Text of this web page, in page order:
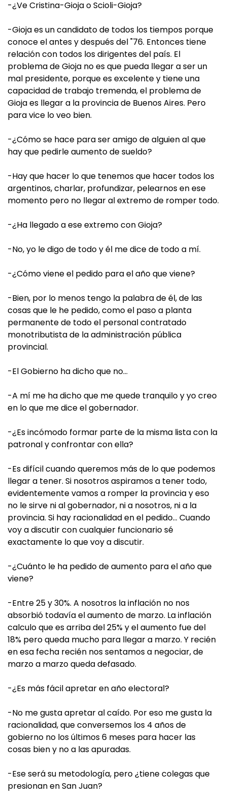
-¿Ve Cristina-Gioja o Scioli-Gioja?
-Gioja es un candidato de todos los tiempos porque
conoce el antes y después del "76. Entonces tiene
relación con todos los dirigentes del país. El
problema de Gioja no es que pueda llegar a ser un
mal presidente, porque es excelente y tiene una
capacidad de trabajo tremenda, el problema de
Gioja es llegar a la provincia de Buenos Aires. Pero
para vice lo veo bien.
-¿Cómo se hace para ser amigo de alguien al que
hay que pedirle aumento de sueldo?
-Hay que hacer lo que tenemos que hacer todos los
argentinos, charlar, profundizar, pelearnos en ese
momento pero no llegar al extremo de romper todo.
-¿Ha llegado a ese extremo con Gioja?
-No, yo le digo de todo y él me dice de todo a mí.
-¿Cómo viene el pedido para el año que viene?
-Bien, por lo menos tengo la palabra de él, de las
cosas que le he pedido, como el paso a planta
permanente de todo el personal contratado
monotributista de la administración pública
provincial.
-El Gobierno ha dicho que no…
-A mí me ha dicho que me quede tranquilo y yo creo
en lo que me dice el gobernador.
-¿Es incómodo formar parte de la misma lista con la
patronal y confrontar con ella?
-Es difícil cuando queremos más de lo que podemos
llegar a tener. Si nosotros aspiramos a tener todo,
evidentemente vamos a romper la provincia y eso
no le sirve ni al gobernador, ni a nosotros, ni a la
provincia. Si hay racionalidad en el pedido… Cuando
voy a discutir con cualquier funcionario sé
exactamente lo que voy a discutir.
-¿Cuánto le ha pedido de aumento para el año que
viene?
-Entre 25 y 30%. A nosotros la inflación no nos
absorbió todavía el aumento de marzo. La inflación
calculo que es arriba del 25% y el aumento fue del
18% pero queda mucho para llegar a marzo. Y recién
en esa fecha recién nos sentamos a negociar, de
marzo a marzo queda defasado.
-¿Es más fácil apretar en año electoral?
-No me gusta apretar al caído. Por eso me gusta la
racionalidad, que conversemos los 4 años de
gobierno no los últimos 6 meses para hacer las
cosas bien y no a las apuradas.
-Ese será su metodología, pero ¿tiene colegas que
presionan en San Juan?